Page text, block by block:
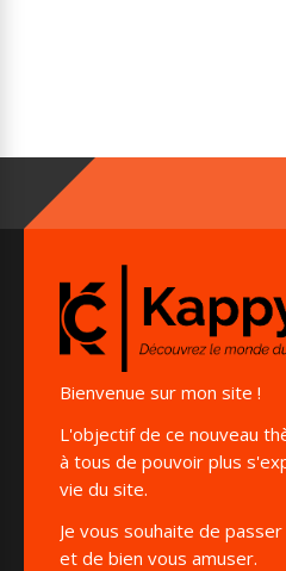
Bienvenue sur mon site !
L'objectif de ce nouveau
à tous de pouvoir plus
vie du site.
Je vous souhaite de
et de bien vous amuser.